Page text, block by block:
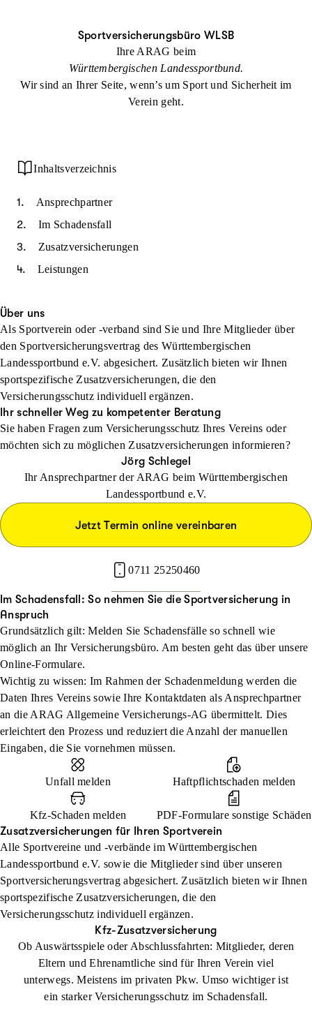
Sportversicherungsbüro WLSB
Ihre ARAG beim
Württembergischen Landessportbund.
Wir sind an Ihrer Seite, wenn’s um Sport und Sicherheit im
Verein geht.
Inhaltsverzeichnis
Ansprechpartner
Im Schadensfall
Zusatzversicherungen
Leistungen
Über uns
Als Sportverein oder -verband sind Sie und Ihre Mitglieder über
den Sportversicherungsvertrag des Württembergischen
Landessportbund e.V. abgesichert. Zusätzlich bieten wir Ihnen
sportspezifische Zusatzversicherungen, die den
Versicherungsschutz individuell ergänzen.
Ihr schneller Weg zu kompetenter Beratung
Sie haben Fragen zum Versicherungsschutz Ihres Vereins oder
möchten sich zu möglichen Zusatzversicherungen informieren?
Jörg Schlegel
Ihr Ansprechpartner der ARAG beim Württembergischen
Landessportbund e.V.
Jetzt Termin online vereinbaren
0711 25250460
Im Schadensfall: So nehmen Sie die Sportversicherung in
Anspruch
Grundsätzlich gilt: Melden Sie Schadensfälle so schnell wie
möglich an Ihr Versicherungsbüro. Am besten geht das über unsere
Online-Formulare.
Wichtig zu wissen: Im Rahmen der Schadenmeldung werden die
Daten Ihres Vereins sowie Ihre Kontaktdaten als Ansprechpartner
an die ARAG Allgemeine Versicherungs-AG übermittelt. Dies
erleichtert den Prozess und reduziert die Anzahl der manuellen
Eingaben, die Sie vornehmen müssen.
Unfall melden Haftpflichtschaden melden
Kfz-Schaden melden PDF-Formulare sonstige Schäden
Zusatzversicherungen für Ihren Sportverein
Alle Sportvereine und -verbände im Württembergischen
Landessportbund e.V. sowie die Mitglieder sind über unseren
Sportversicherungsvertrag abgesichert. Zusätzlich bieten wir Ihnen
sportspezifische Zusatzversicherungen, die den
Versicherungsschutz individuell ergänzen.
Kfz-Zusatz­versicherung
Ob Auswärtsspiele oder Abschluss­fahrten: Mitglieder, deren
Eltern und Ehrenamtliche sind für Ihren Verein viel
unterwegs. Meistens im privaten Pkw. Umso wichtiger ist
ein starker Versicherungsschutz im Schadensfall.